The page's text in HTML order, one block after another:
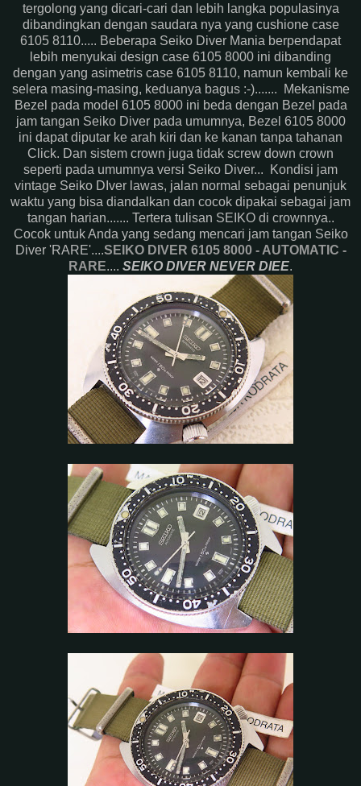
tergolong yang dicari-cari dan lebih langka populasinya
dibandingkan dengan saudara nya yang cushione case
6105 8110..... Beberapa Seiko Diver Mania berpendapat
lebih menyukai design case 6105 8000 ini dibanding
dengan yang asimetris case 6105 8110, namun kembali ke
selera masing-masing, keduanya bagus :-)....... Mekanisme
Bezel pada model 6105 8000 ini beda dengan Bezel pada
jam tangan Seiko Diver pada umumnya, Bezel 6105 8000
ini dapat diputar ke arah kiri dan ke kanan tanpa tahanan
Click. Dan sistem crown juga tidak screw down crown
seperti pada umumnya versi Seiko Diver... Kondisi jam
vintage Seiko DIver lawas, jalan normal sebagai penunjuk
waktu yang bisa diandalkan dan cocok dipakai sebagai jam
tangan harian....... Tertera tulisan SEIKO di crownnya..
Cocok untuk Anda yang sedang mencari jam tangan Seiko
Diver 'RARE'....SEIKO DIVER 6105 8000 - AUTOMATIC -
RARE.... SEIKO DIVER NEVER DIEE.